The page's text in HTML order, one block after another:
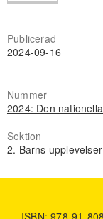
Publicerad
2024-09-16
Nummer
2024: Den
Sektion
2. Barns